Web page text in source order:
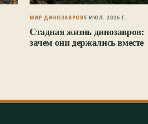
МИР ДИНОЗАВРОВ5 ИЮЛ. 2026 Г.
Стадная жизнь динозавров:
зачем они держались вместе